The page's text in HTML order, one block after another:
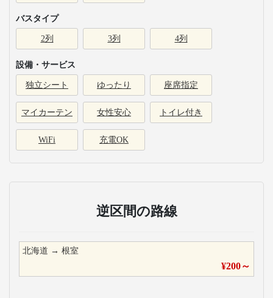
バスタイプ
2列 3列 4列
設備・サービス
独立シート ゆったり 座席指定
マイカーテン 女性安心 トイレ付き
WiFi 充電OK
逆区間の路線
北海道 → 根室
¥200～